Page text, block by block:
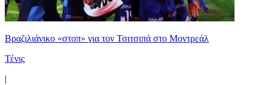
Βραζιλιάνικο «στοπ» για τον Τσιτσιπά στο Μοντρεάλ
Τένις
|